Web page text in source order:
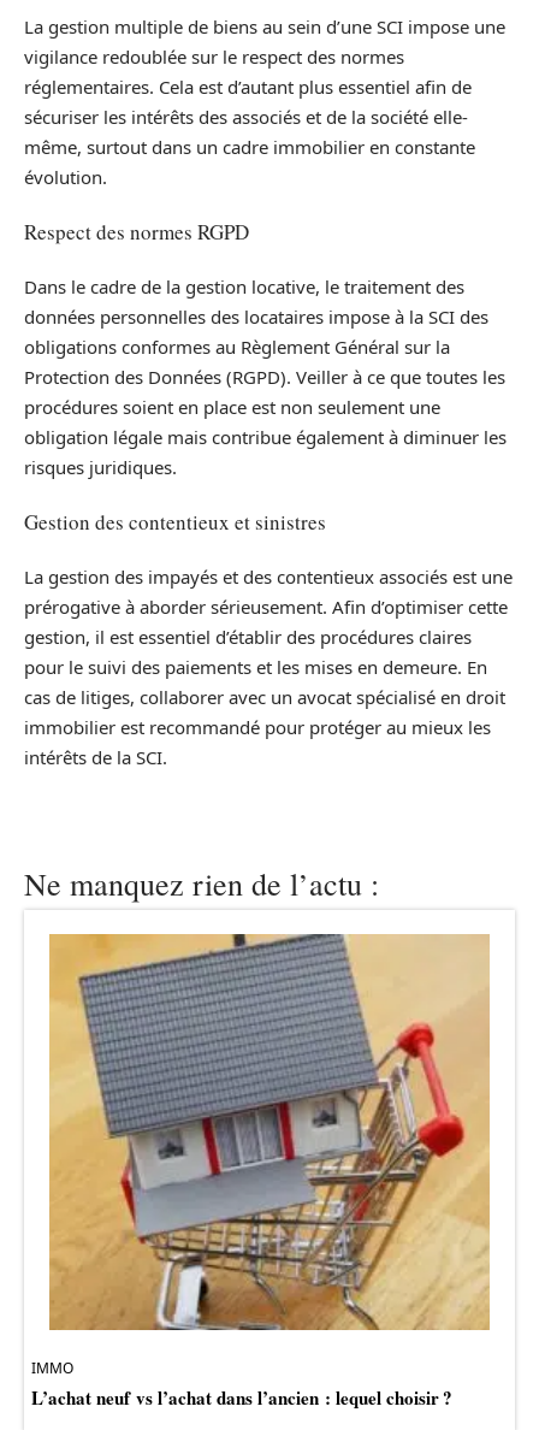
La gestion multiple de biens au sein d’une SCI impose une
vigilance redoublée sur le respect des normes
réglementaires. Cela est d’autant plus essentiel afin de
sécuriser les intérêts des associés et de la société elle-
même, surtout dans un cadre immobilier en constante
évolution.
Respect des normes RGPD
Dans le cadre de la gestion locative, le traitement des
données personnelles des locataires impose à la SCI des
obligations conformes au Règlement Général sur la
Protection des Données (RGPD). Veiller à ce que toutes les
procédures soient en place est non seulement une
obligation légale mais contribue également à diminuer les
risques juridiques.
Gestion des contentieux et sinistres
La gestion des impayés et des contentieux associés est une
prérogative à aborder sérieusement. Afin d’optimiser cette
gestion, il est essentiel d’établir des procédures claires
pour le suivi des paiements et les mises en demeure. En
cas de litiges, collaborer avec un avocat spécialisé en droit
immobilier est recommandé pour protéger au mieux les
intérêts de la SCI.
Ne manquez rien de l’actu :
IMMO
L’achat neuf vs l’achat dans l’ancien : lequel choisir ?